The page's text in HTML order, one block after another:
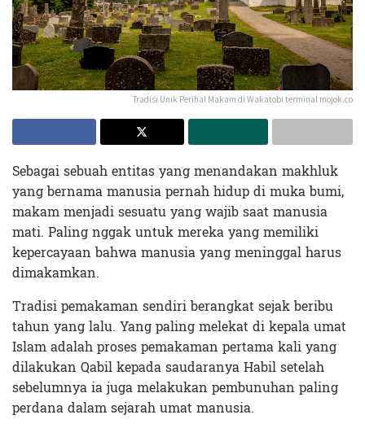
Tradisi Unik Perihal Makam di Wakatobi terminal mojok.co
Sebagai sebuah entitas yang menandakan makhluk
yang bernama manusia pernah hidup di muka bumi,
makam menjadi sesuatu yang wajib saat manusia
mati. Paling nggak untuk mereka yang memiliki
kepercayaan bahwa manusia yang meninggal harus
dimakamkan.
Tradisi pemakaman sendiri berangkat sejak beribu
tahun yang lalu. Yang paling melekat di kepala umat
Islam adalah proses pemakaman pertama kali yang
dilakukan Qabil kepada saudaranya Habil setelah
sebelumnya ia juga melakukan pembunuhan paling
perdana dalam sejarah umat manusia.